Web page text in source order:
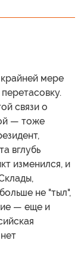
мере
связи о
— тоже
вглубь
изменился, и
не "тыл",
— еще и